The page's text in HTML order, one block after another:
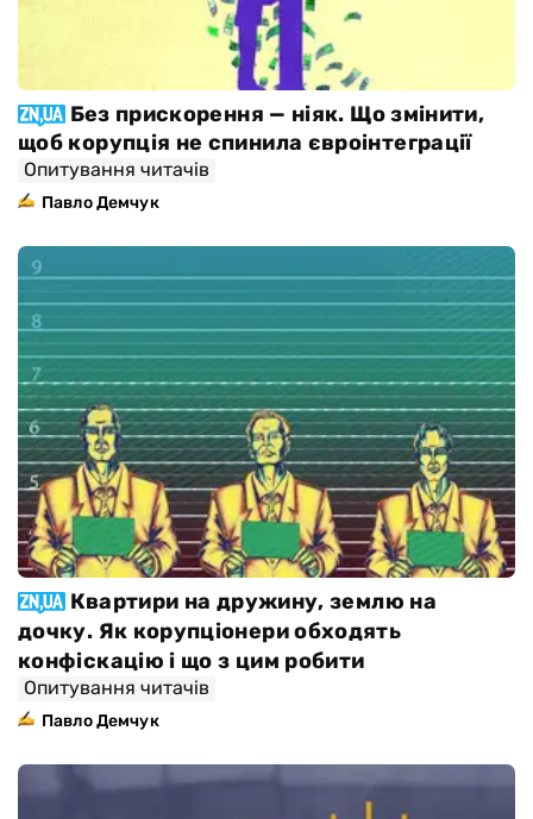
Без прискорення — ніяк. Що змінити,
щоб корупція не спинила євроінтеграції
Опитування читачів
Павло Демчук
Квартири на дружину, землю на
дочку. Як корупціонери обходять
конфіскацію і що з цим робити
Опитування читачів
Павло Демчук